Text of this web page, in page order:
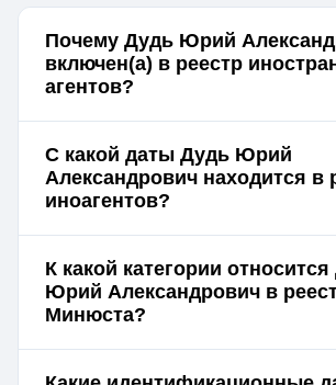
Почему Дудь Юрий
включен(а) в реестр
агентов?
С какой даты Дудь Юрий
Александрович находится в
иноагентов?
К какой категории
Юрий Александрович в
Минюста?